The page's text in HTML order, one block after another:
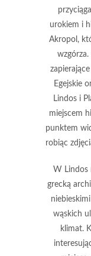
urokiem i
Akropol ,
Egejskie
Lindos i
miejscem
punktem
robiąc
W Lindos
grecką
wąskich
klimat.